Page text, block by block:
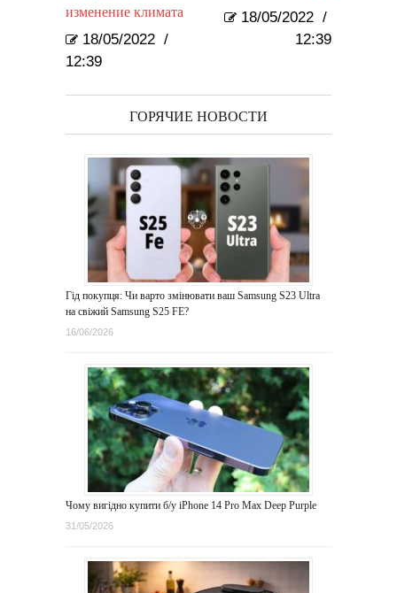
изменение климата
18/05/2022 /
12:39
18/05/2022 /
12:39
ГОРЯЧИЕ НОВОСТИ
Гід покупця: Чи варто змінювати ваш Samsung S23 Ultra
на свіжий Samsung S25 FE?
16/06/2026
Чому вигідно купити б/у iPhone 14 Pro Max Deep Purple
31/05/2026